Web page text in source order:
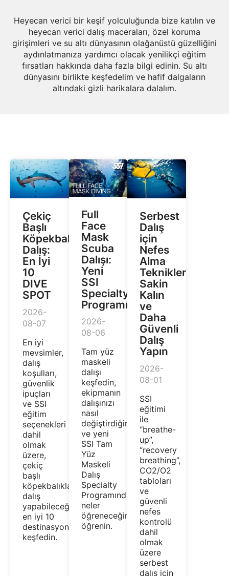
Heyecan verici bir keşif yolculuğunda bize katılın ve
heyecan verici dalış maceraları, özel koruma
girişimleri ve su altı dünyasının olağanüstü güzelliğini
aydınlatmanıza yardımcı olacak yenilikçi eğitim
fırsatları hakkında daha fazla bilgi edinin. Su altı
dünyasını birlikte keşfedelim ve hafif dalgaların
altındaki gizli harikalara dalalım.
Çekiç
Başlı
Köpekbalıklarıyla
Dalış:
En İyi
10
DIVE
SPOT
2026-
08-07
En iyi
mevsimler,
dalış
koşulları,
güvenlik
ipuçları
ve SSI
eğitim
seçenekleri
dahil
olmak
üzere,
çekiç
başlı
köpekbalıklarıyla
dalış
yapabileceğiniz
en iyi 10
destinasyonu
keşfedin.
Full
Face
Mask
Scuba
Dalışı:
Yeni
SSI
Specialty
Programı
2026-
08-06
Tam yüz
maskeli
dalışı
keşfedin,
ekipmanın
dalışınızı
nasıl
değiştirdiğini
ve yeni
SSI Tam
Yüz
Maskeli
Dalış
Specialty
Programında
neler
öğreneceğinizi
öğrenin.
Serbest
Dalış
için
Nefes
Alma
Teknikleri:
Sakin
Kalın
ve
Daha
Güvenli
Dalış
Yapın
2026-
08-01
SSI
eğitimi
ile
“breathe-
up”,
“recovery
breathing”,
CO2/O2
tabloları
ve
güvenli
nefes
kontrolü
dahil
olmak
üzere
serbest
dalış için